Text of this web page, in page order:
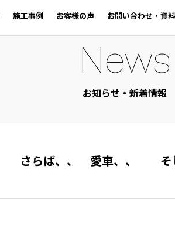
施工事例 お客様の声 お問い合わせ・資
News
お知らせ・新着情報
さらば、、 愛車、、 そ